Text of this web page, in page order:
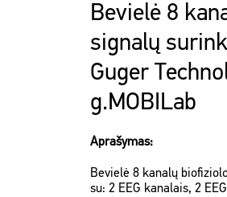
Bevielė 8
signalų
Guger
g.MOBILab
Aprašymas:
Bevielė 8 kanalų
su: 2 EEG kanalais, 2